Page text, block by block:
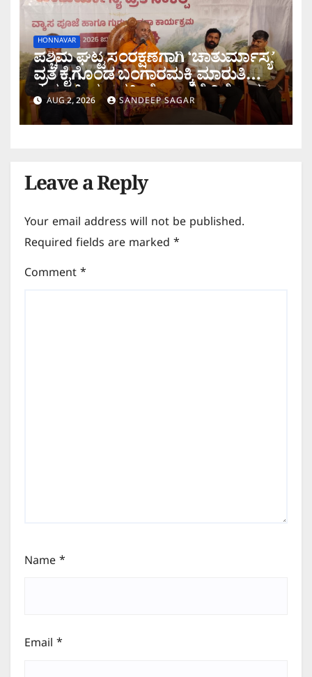
HONNAVAR
ಪಶ್ಚಿಮ ಘಟ್ಟ ಸಂರಕ್ಷಣೆಗಾಗಿ ‘ಚಾತುರ್ಮಾಸ್ಯ’
ವ್ರತ ಕೈಗೊಂಡ ಬಂಗಾರಮಕ್ಕಿ ಮಾರುತಿ
ಗುರೂಜಿ; ಶರಾವತಿ ಯೋಜನೆಗೆ ವಿರೋಧ
AUG 2, 2026 SANDEEP SAGAR
Leave a Reply
Your email address will not be published.
Required fields are marked *
Comment *
Name *
Email *